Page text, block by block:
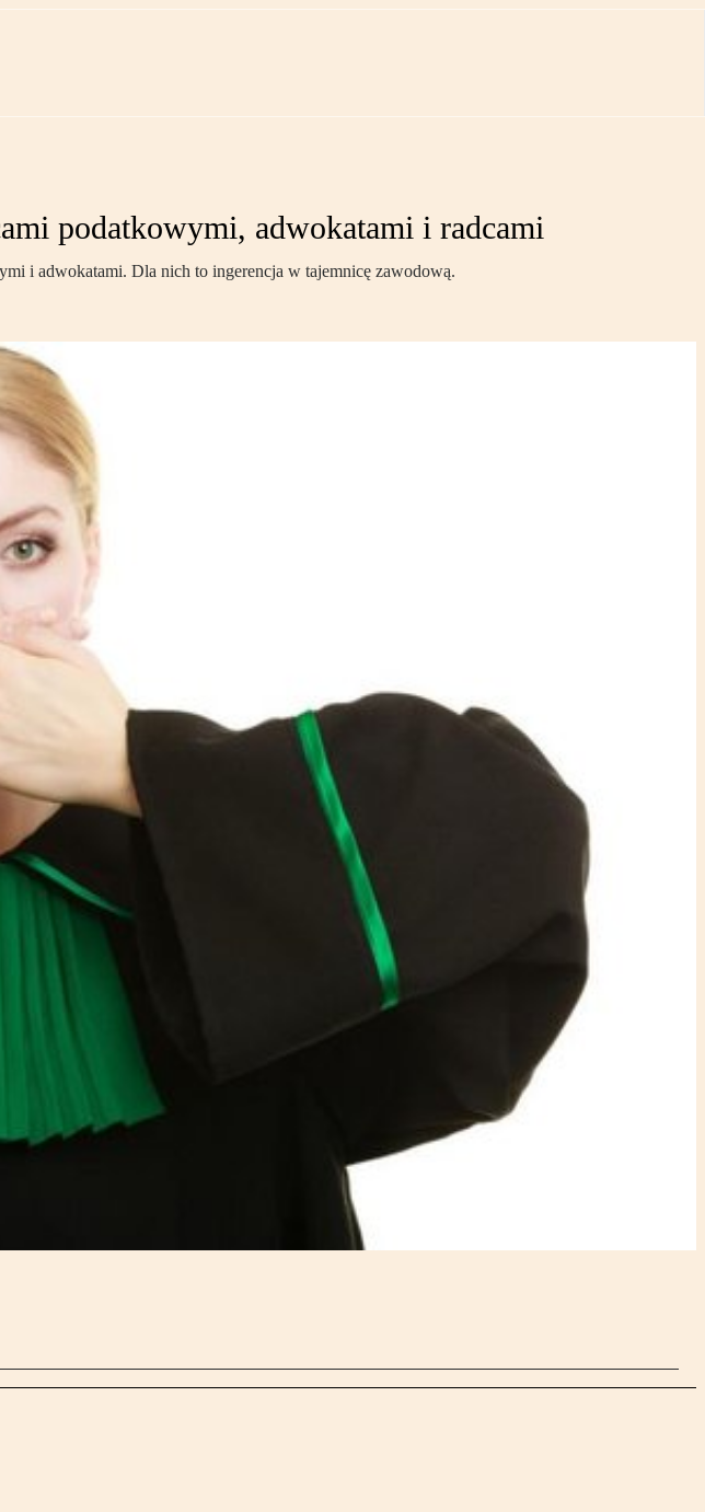
podatkowymi, adwokatami i radcami
i adwokatami. Dla nich to ingerencja w tajemnicę zawodową.